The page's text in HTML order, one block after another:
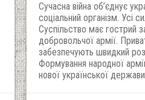
Сучасна війна об’єднує
соціальний організм. Усі
Суспільство має гострий
добровольчої армії.
забезпечують швидкий
Формування народної
нової української